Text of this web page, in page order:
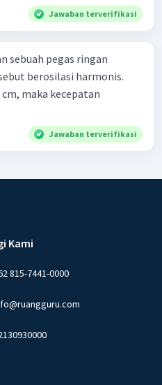
Jawaban terverifikasi
sebuah pegas ringan
berosilasi harmonis.
maka kecepatan
Jawaban terverifikasi
Kami
815-7441-0000